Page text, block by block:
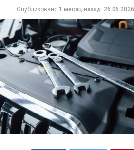
Опубликовано 1 месяц назад 26.06.2026